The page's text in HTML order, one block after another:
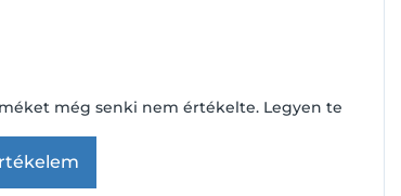
még senki nem értékelte. Legyen te